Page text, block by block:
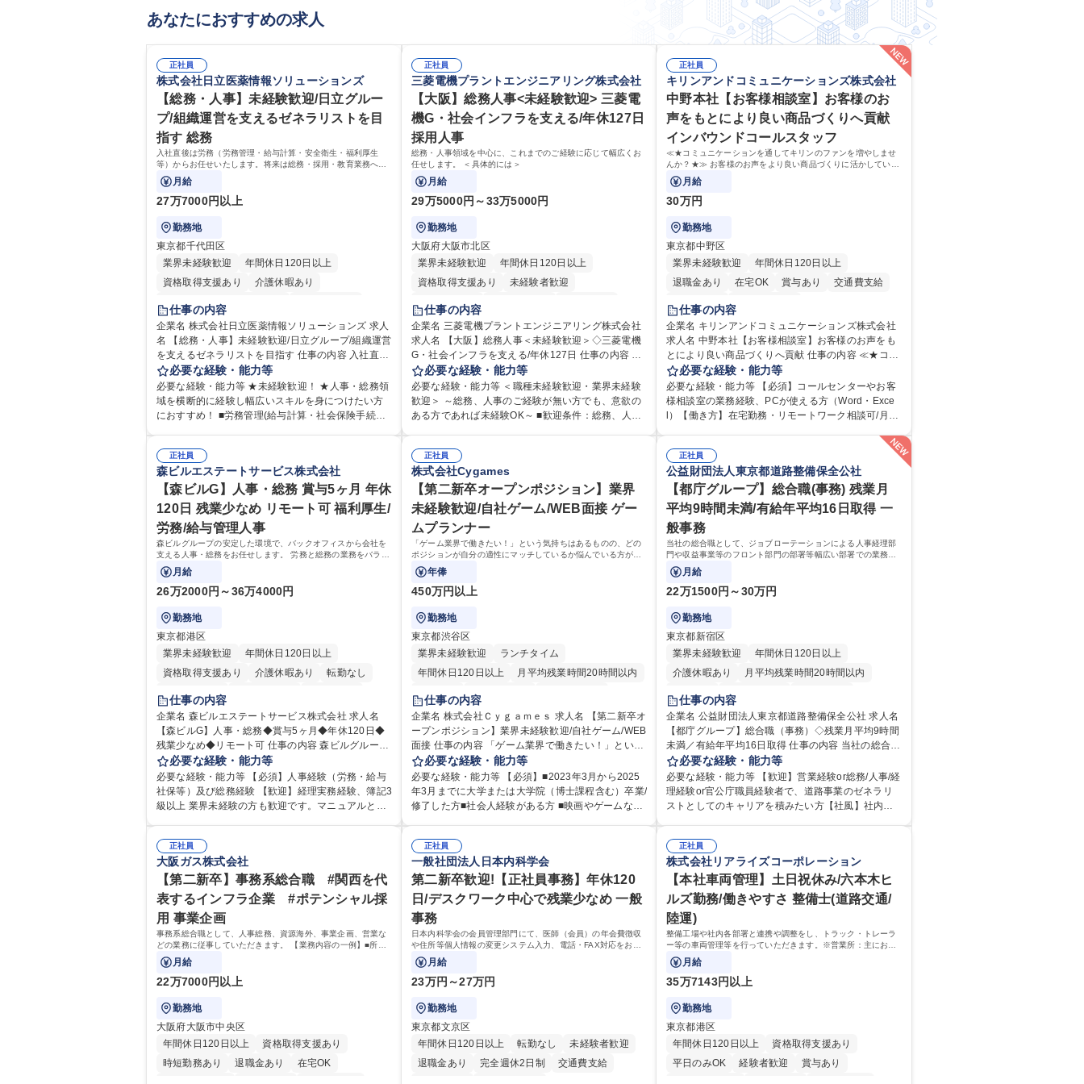
あなたにおすすめの求人
正社員
株式会社日立医薬情報ソリューションズ
【総務・人事】未経験歓迎/日立グルー
プ/組織運営を支えるゼネラリストを目
指す 総務
入社直後は労務（労務管理・給与計算・安全衛生・福利厚生
等）からお任せいたします。将来は総務・採用・教育業務へ守
備範囲を広げ、組織運営を支えるゼネラリストをめざせます。
月給
27万7000円以上
勤務地
東京都千代田区
業界未経験歓迎
年間休日120日以上
資格取得支援あり
介護休暇あり
月平均残業時間20時間以内
住宅手当あり
時短勤務あり
退職金あり
在宅OK
賞与あり 育休あり
完全週休2日制
交通費支給
土日祝休み 寮・社宅あり
仕事の内容
企業名 株式会社日立医薬情報ソリューションズ 求人
名 【総務・人事】未経験歓迎/日立グループ/組織運営
を支えるゼネラリストを目指す 仕事の内容 入社直後
は労務（労務管理・給与計算・安全衛生・福利厚生
等）からお任せいたします。将来は総務・採用・教
育業務へ守備範囲を広げ、組織運営を支えるゼネラ
リストをめざせます。 ・初期業務：労働時間管理、
て、休職者管理など、幅広く経験を積んでいただき
ます。 ・将来的な広がり：総務・採用・教育・税務
対応・経営企画等。 ★メンバーがマンツーマンで丁
寧に教えるため、ご経験が浅くても安心！幅広く経
験を積みたい意欲がある方に最適な環境です。 募集
職種 【総務・人事】未経験歓迎/日立グループ/組織運
営を支えるゼネラリストを目指す
必要な経験・能力等
必要な経験・能力等 ★未経験歓迎！ ★人事・総務領
域を横断的に経験し幅広いスキルを身につけたい方
におすすめ！ ■労務管理(給与計算・社会保険手続
ームで仕事を推進できる方■将来はマネジメント職と
して活躍したい 【尚可】■人事、労務、採用、教育業
務のご経験 ■労務管理（給与計算・社会保険手続き・
勤怠管理など）の経験 ■衛生管理者の資格をお持ちの
高校 語学力： 資格：
正社員
三菱電機プラントエンジニアリング株式会社
【大阪】総務人事<未経験歓迎> 三菱電
機G・社会インフラを支える/年休127日
採用人事
総務・人事領域を中心に、これまでのご経験に応じて幅広くお
任せします。 ＜具体的には＞
月給
29万5000円～33万5000円
勤務地
大阪府大阪市北区
業界未経験歓迎
年間休日120日以上
資格取得支援あり
未経験者歓迎
住宅手当あり
退職金あり
在宅OK
賞与あり
完全週休2日制
交通費支給
駅近5分以内
土日祝休み
服装自由
寮・社宅あり
食事補助あり
仕事の内容
企業名 三菱電機プラントエンジニアリング株式会社
求人名 【大阪】総務人事＜未経験歓迎＞◇三菱電機
G・社会インフラを支える/年休127日 仕事の内容 総
務・人事領域を中心に、これまでのご経験に応じて
幅広くお任せします。 ＜具体的には＞ ・総務/人事労
務（給与・社保・勤怠管理など） ・採用・教育研修
・福利厚生運用 など ※基本的には事務所勤務です
当業務を持ちつつ、お互いに助け合いながら、総務
部という組織として協力しながら進める体制です。
募集職種 【大阪】総務人事＜未経験歓迎＞◇三菱電
機G・社会インフラを支える/年休127日
必要な経験・能力等
必要な経験・能力等 ＜職種未経験歓迎・業界未経験
歓迎＞ ～総務、人事のご経験が無い方でも、意欲の
ある方であれば未経験OK～ ■歓迎条件：総務、人事
い、業務を円滑に遂行できる協調性やコミュニケー
ション能力を持っている方 ・人事総務領域に興味が
ありゼネラリスト志向をお持ちの方 学歴・資格 学
歴：大学院 大学 語学力： 資格：
正社員
キリンアンドコミュニケーションズ株式会社
中野本社【お客様相談室】お客様のお
声をもとにより良い商品づくりへ貢献
インバウンドコールスタッフ
≪★コミュニケーションを通してキリンのファンを増やしませ
んか？★≫ お客様のお声をより良い商品づくりに活かしていく
上で、窓口となるお客様相談室でのお仕事です。
月給
30万円
勤務地
東京都中野区
業界未経験歓迎
年間休日120日以上
退職金あり
在宅OK 賞与あり
交通費支給
土日祝休み
仕事の内容
企業名 キリンアンドコミュニケーションズ株式会社
求人名 中野本社【お客様相談室】お客様のお声をも
とにより良い商品づくりへ貢献 仕事の内容 ≪★コミ
ュニケーションを通してキリンのファンを増やしま
せんか？★≫ お客様のお声をより良い商品づくりに
活かしていく上で、窓口となるお客様相談室でのお
仕事です。 日々お客様からいただくキリングループ
からの声に迅速かつ誠意をもって対応、情報提供す
るとともにグループ内活動に反映しています。 【具
体的には】電話応対、メール、お手紙対応、ご指摘
品調査報告書作成、有人チャットボット対応など。
【1日の対応件数】■電話：月間一人当たり平均100
件前後■メール・手紙：同上40件前後 募集職種 中野
本社【お客様相談室】お客様のお声をもとにより良
い商品づくりへ貢献
必要な経験・能力等
必要な経験・能力等 【必須】コールセンターやお客
様相談室の業務経験、PCが使える方（Word・Exce
l）【働き方】在宅勤務・リモートワーク相談可/月平
月は電話対応のOJTを中心に実施し、電話対応に慣れ
た段階でメール・手紙のOJTを実施する予定です。独
り立ち以降もしっかりフォローする体制を整えてい
ますのでご安心ください。 【当社について】キリン
グループの広報機能を担う会社として、お客様との
出会いを大切にし、磨き上げたホスピタリティを込
めてコミュニケーションをとりながら広報関連業務
を行っております。 学歴・資格 学歴：大学院 大学
高専 短大 専修学校 高校 語学力： 資格：
正社員
森ビルエステートサービス株式会社
【森ビルG】人事・総務 賞与5ヶ月 年休
120日 残業少なめ リモート可 福利厚生/
労務/給与管理人事
森ビルグループの安定した環境で、バックオフィスから会社を
支える人事・総務をお任せします。 労務と総務の業務をバラン
スよく担当し、ゆくゆくは制度改定などのコア業務にも挑戦で
きる、やりがいある環境です。
月給
26万2000円～36万4000円
勤務地
東京都港区
業界未経験歓迎
年間休日120日以上
資格取得支援あり
介護休暇あり
転勤なし
未経験者歓迎
退職金あり
在宅OK 賞与あり
育休あり
完全週休2日制
交通費支給
長期歓迎
駅近5分以内
土日祝休み
仕事の内容
企業名 森ビルエステートサービス株式会社 求人名
【森ビルG】人事・総務◆賞与5ヶ月◆年休120日◆
残業少なめ◆リモート可 仕事の内容 森ビルグループ
の安定した環境で、バックオフィスから会社を支え
る人事・総務をお任せします。 労務と総務の業務を
バランスよく担当し、ゆくゆくは制度改定などのコ
ア業務にも挑戦できる、やりがいある環境です。 ■勤
制度改定などのコア業務 ■社内イベントの企画運営や
その他総務業務全般 ※労務と総務を1：1の割合でお
任せ。 入社後は部内のOJTを中心に、あなたの経験
に合わせて不足している部分はいつでも質問・相談
できる環境が整っているため、安心して成長できま
す。 募集職種 【森ビルG】人事・総務◆賞与5ヶ月
◆年休120日◆残業少なめ◆リモート可
必要な経験・能力等
必要な経験・能力等 【必須】人事経験（労務・給与
社保等）及び総務経験 【歓迎】経理実務経験、簿記3
級以上 業界未経験の方も歓迎です。マニュアルと部
労務から総務まで幅広く携われます。定型業務に留
まらず、社内規定や人事制度の改定など会社のコア
業務に挑戦できるため、自身の成長と組織への貢献
度をダイレクトに実感できます。 残業少なめ、週1日
リモート可など、ワークライフバランスを保ち長期
活躍できる環境です。 「これまでの幅広い経験を活
かし、長期的なキャリアを築きたい」という前向き
な意欲と挑戦を全力で応援します。 学歴・資格 学
歴：大学院 大学 高専 短大 専修学校 高校 語学力： 資
格：日商簿記検定1級 日商簿記検定2級 日商簿記検定
正社員
株式会社Cygames
【第二新卒オープンポジション】業界
未経験歓迎/自社ゲーム/WEB面接 ゲー
ムプランナー
「ゲーム業界で働きたい！」という気持ちはあるものの、どの
ポジションが自分の適性にマッチしているか悩んでいる方が対
象となります！
年俸
450万円以上
勤務地
東京都渋谷区
業界未経験歓迎
ランチタイム
年間休日120日以上
月平均残業時間20時間以内
転勤なし
未経験者歓迎
経験者歓迎
完全週休2日制
インセンティブあり
交通費支給
土日祝休み
服装自由
昼食補助あり
第二新卒歓迎
食事補助あり
仕事の内容
企業名 株式会社Ｃｙｇａｍｅｓ 求人名 【第二新卒オ
ープンポジション】業界未経験歓迎/自社ゲーム/WEB
面接 仕事の内容 「ゲーム業界で働きたい！」という
気持ちはあるものの、どのポジションが自分の適性
にマッチしているか悩んでいる方が対象となりま
す！ 総合職（プランナー/データアナリストなど）、
技術職（開発エンジニ ア/インフラエンジニアな
ションをご案内いたします。ゲームやエンタメコン
テンツが大好きで、「ゲーム業界の未来を自らの手
で作りたい」「最高のコンテンツを作るためには、
何でもやる」という情熱に溢れた方のご応募をお待
ちしております。 募集職種 【第二新卒オープンポジ
ション】業界未経験歓迎/自社ゲーム/WEB面接
必要な経験・能力等
必要な経験・能力等 【必須】■2023年3月から2025
年3月までに大学または大学院（博士課程含む）卒業/
修了した方■社会人経験がある方 ■映画やゲームなど
ージャー ・ソーシャルゲーム → ゲームプランナー
・通信 → ゲームエンジニア ・独立行政法人 → デー
タサイエンティスト 学歴・資格 学歴：大学院 大学
語学力： 資格：
正社員
公益財団法人東京都道路整備保全公社
【都庁グループ】総合職(事務) 残業月
平均9時間未満/有給年平均16日取得 一
般事務
当社の総合職として、ジョブローテーションによる人事経理部
門や収益事業等のフロント部門の部署等幅広い部署での業務を
お任せいたします。研修制度やキャリア支援が充実しておりま
す！ ※下記業務詳細
月給
22万1500円～30万円
勤務地
東京都新宿区
業界未経験歓迎
年間休日120日以上
介護休暇あり
月平均残業時間20時間以内
転勤なし
住宅手当あり
研修あり
退職金あり
賞与あり
完全週休2日制
交通費支給
駅近5分以内
資格取得手当あり
食事補助あり
仕事の内容
企業名 公益財団法人東京都道路整備保全公社 求人名
【都庁グループ】総合職（事務）◇残業月平均9時間
未満／有給年平均16日取得 仕事の内容 当社の総合職
として、ジョブローテーションによる人事経理部門
や収益事業等のフロント部門の部署等幅広い部署で
の業務をお任せいたします。研修制度やキャリア支
援が充実しております！ ※下記業務詳細 【業務詳
運営、新宿駅西口広場の「イベントコーナー」など
の管理運営 ■道路部門：整備の急がれる骨格幹線道路
や木造住宅密集地域の特定整備路線の用地取得、道
路に関する普及啓発事業、都内の道路施設や道路工
事現場の見学ツアー事業 ※入社後は上記いずれかの
部門へ配属。※業務内容変更の範囲：会社の定める
業務 募集職種 【都庁グループ】総合職（事務）◇残
業月平均9時間未満／有給年平均16日取得
必要な経験・能力等
必要な経験・能力等 【歓迎】営業経験or総務/人事/経
理経験or官公庁職員経験者で、道路事業のゼネラリ
ストとしてのキャリアを積みたい方【社風】社内関
携われる：総合職（事務）では、駐車場の管理運営
や道路用地の取得、公益財団法人の中枢を担う管理
部門など多岐に渡る業務を経験できます。 ■様々なプ
ロジェクト：駐車場事業の他、新宿駅西口広場内に
設置された照明を兼ねた広告「ブライトサイン」の
管理運営を行うなど、事業収益を生み出す活動を積
極的に行っています。 学歴・資格 学歴：大学院 大学
高専 短大 専修学校 高校 語学力： 資格：
正社員
大阪ガス株式会社
【第二新卒】事務系総合職 #関西を代
表するインフラ企業 #ポテンシャル採
用 事業企画
事務系総合職として、人事総務、資源海外、事業企画、営業な
どの業務に従事していただきます。 【業務内容の一例】■所属
事業部の勤労業務 ■海外に関係する各種業務 ■営業部門の企画
スタッフ、ルート営業
月給
22万7000円以上
勤務地
大阪府大阪市中央区
年間休日120日以上
資格取得支援あり
時短勤務あり
退職金あり
在宅OK
正社員
一般社団法人日本内科学会
第二新卒歓迎!【正社員事務】年休120
日/デスクワーク中心で残業少なめ 一般
事務
日本内科学会の会員管理部門にて、医師（会員）の年会費徴収
や住所等個人情報の変更システム入力、電話・FAX対応をお任
せします。将来的には、各種委員会の運営事務局業務などにも
幅広く携わっていただきます。
月給
23万円～27万円
勤務地
東京都文京区
年間休日120日以上
転勤なし
未経験者歓迎
退職金あり
完全週休2日制
交通費支給
正社員
株式会社リアライズコーポレーション
【本社車両管理】土日祝休み/六本木ヒ
ルズ勤務/働きやすさ 整備士(道路交通/
陸運)
整備工場や社内各部署と連携や調整をし、トラック・トレーラ
ー等の車両管理等を行っていただきます。※営業所：主にお客
様から返却された車両を速やかにメンテナンスし、次のお客様
にお貸し出しするための拠点
月給
35万7143円以上
勤務地
東京都港区
年間休日120日以上
資格取得支援あり
平日のみOK
経験者歓迎
賞与あり